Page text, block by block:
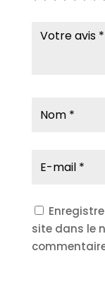
site dans le